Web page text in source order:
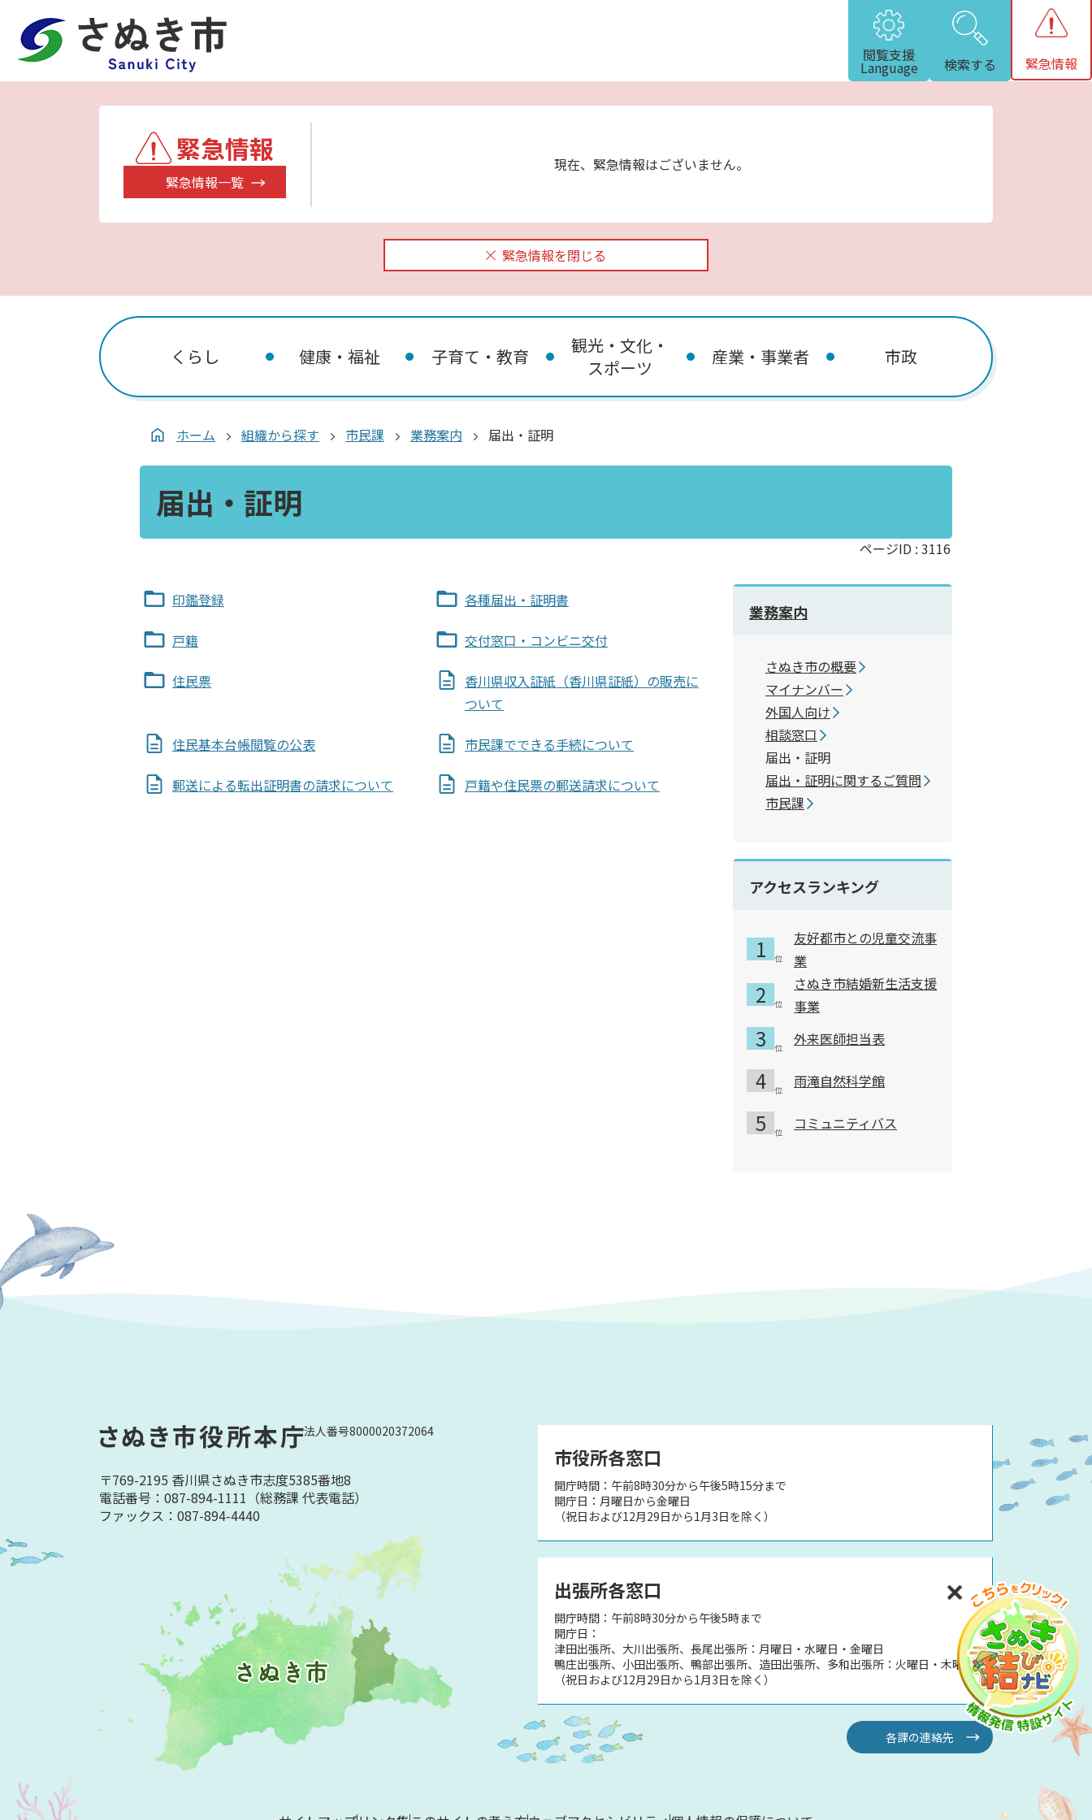
閲覧支援
Language 検索する 緊急情報
緊急情報
緊急情報一覧
現在、緊急情報はございません。
緊急情報を閉じる
くらし 健康・福祉 子育て・教育
観光・文化・
スポーツ
産業・事業者 市政
ホーム 組織から探す 市民課 業務案内 届出・証明
届出・証明
ページID : 3116
印鑑登録 各種届出・証明書
戸籍 交付窓口・コンビニ交付
住民票
香川県収入証紙（香川県証紙）の販売に
ついて
住民基本台帳閲覧の公表 市民課でできる手続について
郵送による転出証明書の請求について 戸籍や住民票の郵送請求について
業務案内
さぬき市の概要
マイナンバー
外国人向け
相談窓口
届出・証明
届出・証明に関するご質問
市民課
アクセスランキング
友好都市との児童交流事
業
さぬき市結婚新生活支援
事業
外来医師担当表
雨滝自然科学館
コミュニティバス
法人番号8000020372064
〒769-2195 香川県さぬき市志度5385番地8
電話番号：087-894-1111 （総務課 代表電話）
ファックス：087-894-4440
市役所各窓口
開庁時間：午前8時30分から午後5時15分まで
開庁日：月曜日から金曜日
（祝日および12月29日から1月3日を除く）
出張所各窓口
開庁時間：午前8時30分から午後5時まで
開庁日：
津田出張所、大川出張所、長尾出張所：月曜日・水曜日・金曜日
鴨庄出張所、小田出張所、鴨部出張所、造田出張所、多和出張所：火曜日・木曜日
（祝日および12月29日から1月3日を除く）
各課の連絡先